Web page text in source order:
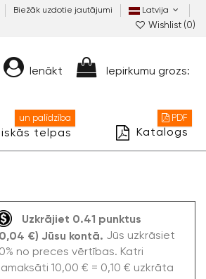
Biežāk uzdotie jautājumi Latvija
Wishlist (0)
Ienākt Iepirkumu grozs:
telpas
un palīdzība
Katalogs
PDF
Uzkrājiet 0.41 punktus
€) Jūsu kontā. Jūs uzkrāsiet
no preces vērtības. Katri
10,00 € = 0,10 € uzkrāta